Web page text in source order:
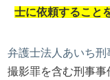
士に依頼すること
弁護士法人あいち
撮影罪を含む刑事